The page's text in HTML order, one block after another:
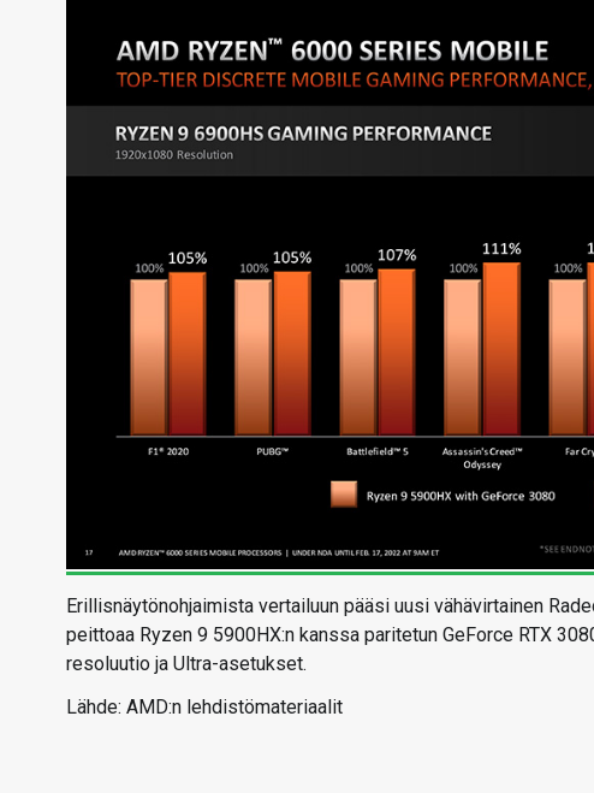
Erillisnäytönohjaimista vertailuun pääsi uusi vähävirtainen
peittoaa Ryzen 9 5900HX:n kanssa paritetun GeForce RTX
resoluutio ja Ultra-asetukset.
Lähde: AMD:n lehdistömateriaalit